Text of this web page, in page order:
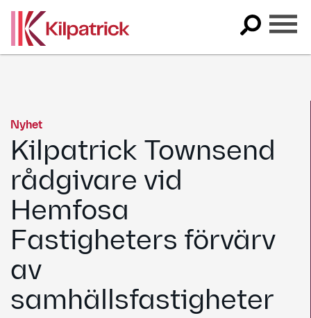
content
Nyhet
Kilpatrick Townsend
rådgivare vid
Hemfosa
Fastigheters förvärv
av
samhällsfastigheter